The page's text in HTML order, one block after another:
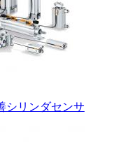
シリンダセンサ